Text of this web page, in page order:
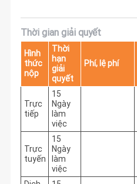
Thời gian giải quyết
Hình
thức
nộp
Thời
hạn
giải
quyết
Phí, lệ phí
Trực
tiếp
15
Ngày
làm
việc
Trực
tuyến
15
Ngày
làm
việc